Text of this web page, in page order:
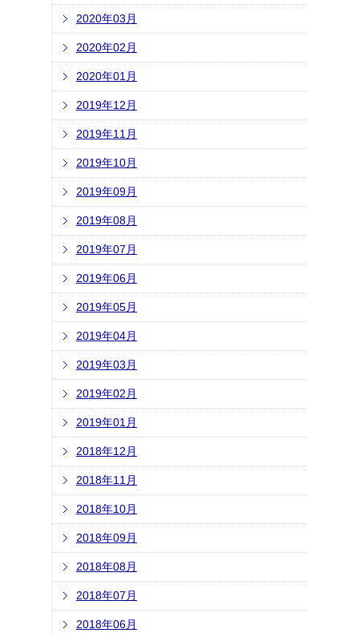
2020年03月
2020年02月
2020年01月
2019年12月
2019年11月
2019年10月
2019年09月
2019年08月
2019年07月
2019年06月
2019年05月
2019年04月
2019年03月
2019年02月
2019年01月
2018年12月
2018年11月
2018年10月
2018年09月
2018年08月
2018年07月
2018年06月